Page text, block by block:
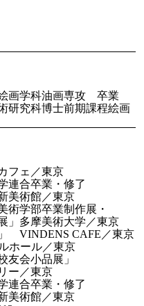
画学科油画専攻 卒業
研究科博士前期課程絵画
フェ／東京
連合卒業・修了
館／東京
卒業制作展・
美術大学／東京
CAFE／東京
ホール／東京
小品展」
東京
連合卒業・修了
館／東京